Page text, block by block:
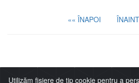
«« ÎNAPOI
Utilizăm fișiere de tip cookie pentru a